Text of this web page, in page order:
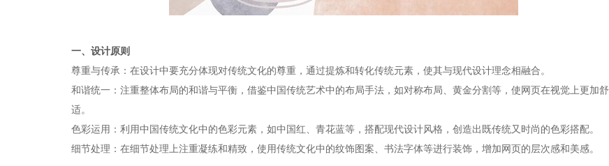
一、设计原则
‌尊重与传承‌：在设计中要充分体现对传统文化的尊重，通过提炼和转化传统元素，使其与现代设计理念相融合。
‌和谐统一‌：注重整体布局的和谐与平衡，借鉴中国传统艺术中的布局手法，如对称布局、黄金分割等，使网页在视觉上更加舒
适。
‌色彩运用‌：利用中国传统文化中的色彩元素，如中国红、青花蓝等，搭配现代设计风格，创造出既传统又时尚的色彩搭配。
‌细节处理‌：在细节处理上注重凝练和精致，使用传统文化中的纹饰图案、书法字体等进行装饰，增加网页的层次感和美感。